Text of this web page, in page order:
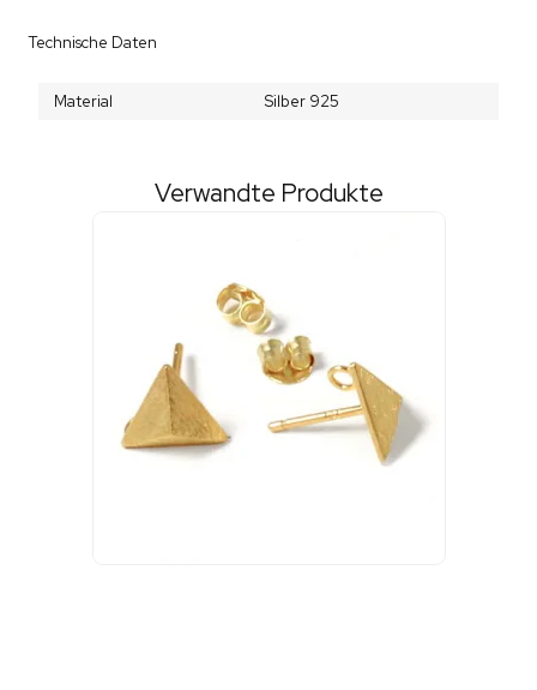
Technische Daten
Material Silber 925
Verwandte Produkte